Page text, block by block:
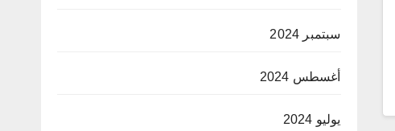
سبتمبر 2024
أغسطس 2024
يوليو 2024